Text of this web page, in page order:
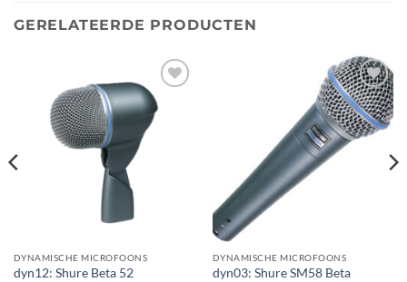
GERELATEERDE PRODUCTEN
Toevoegen
aan
verlanglijst
DYNAMISCHE MICROFOONS
dyn12: Shure Beta 52
Toevoegen
aan
verlanglijst
DYNAMISCHE MICROFOONS
dyn03: Shure SM58 Beta